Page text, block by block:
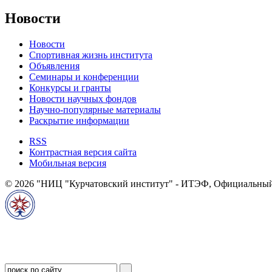
Новости
Новости
Спортивная жизнь института
Объявления
Семинары и конференции
Конкурсы и гранты
Новости научных фондов
Научно-популярные материалы
Раскрытие информации
RSS
Контрастная версия сайта
Мобильная версия
© 2026 "НИЦ "Курчатовский институт" - ИТЭФ,